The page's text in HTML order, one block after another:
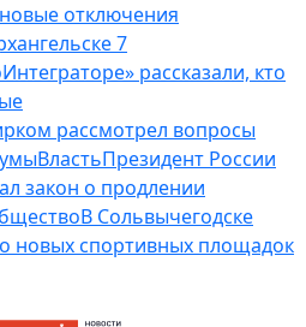
отключения
7
рассказали, кто
рассмотрел вопросы
ВластьПрезидент России
закон о продлении
В Сольвычегодске
новых спортивных площадок